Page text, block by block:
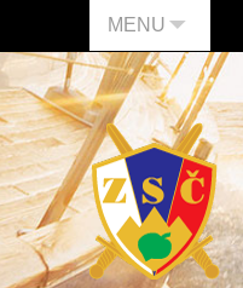
MENU